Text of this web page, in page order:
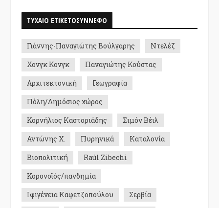
ΤΥΧΑΙΟ ΕΤΙΚΕΤΟΣΥΝΝΕΦΟ
Γιάννης-Παναγιώτης Βούλγαρης
Ντελέζ
Χονγκ Κονγκ
Παναγιώτης Κούστας
Αρχιτεκτονική
Γεωγραφία
Πόλη/Δημόσιος χώρος
Κορνήλιος Καστοριάδης
Σιμόν Βέιλ
Αντώνης Χ.
Πυρηνικά
Καταλονία
Βιοπολιτική
Raúl Zibechi
Κορονοϊός/πανδημία
Ιφιγένεια Καφετζοπούλου
Σερβία